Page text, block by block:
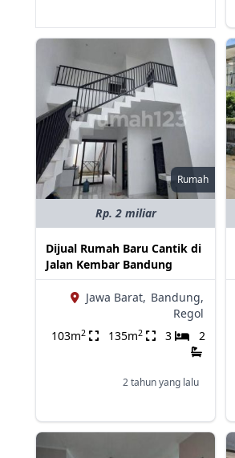
Rumah
Rp. 2 miliar
Dijual Rumah Baru Cantik di
Jalan Kembar Bandung
Jawa Barat, Bandung,
Regol
103m2 135m2 3 2
2 tahun yang lalu